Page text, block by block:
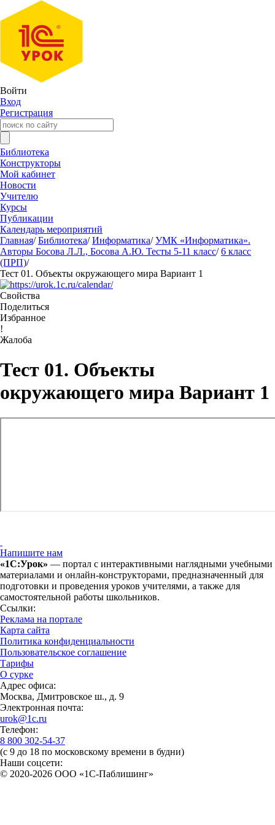
Войти
Вход
Регистрация
Библиотека
Конструкторы
Мой кабинет
Новости
Учителю
Курсы
Публикации
Календарь мероприятий
Главная/ Библиотека/ Информатика/ УМК «Информатика».
Авторы Босова Л.Л., Босова А.Ю. Тесты 5-11 класс/ 6 класс
(ПРП)/
Тест 01. Объекты окружающего мира Вариант 1
Свойства
Поделиться
Избранное
!
Жалоба
Тест 01. Объекты
окружающего мира Вариант 1
Напишите нам
«1С:Урок» — портал с интерактивными наглядными учебными
материалами и онлайн-конструкторами, предназначенный для
подготовки и проведения уроков учителями, а также для
самостоятельной работы школьников.
Ссылки:
Реклама на портале
Карта сайта
Политика конфиденциальности
Пользовательское соглашение
Тарифы
О сурке
Адрес офиса:
Москва, Дмитровское ш., д. 9
Электронная почта:
urok@1c.ru
Телефон:
8 800 302-54-37
(с 9 до 18 по московскому времени в будни)
Наши соцсети:
© 2020-2026 OOO «1С-Паблишинг»